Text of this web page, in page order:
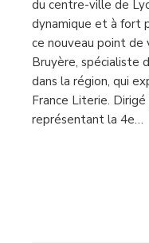
du centre-ville de
dynamique et à fort
ce nouveau point
Bruyère, spécialiste
dans la région, qui
France Literie.
représentant la 4e…